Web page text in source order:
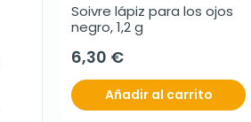
Soivre lápiz para los ojos
negro, 1,2 g
6,30 €
Añadir al carrito